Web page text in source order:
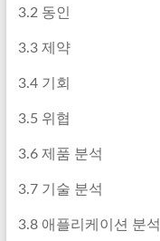
3.2 동인
3.3 제약
3.4 기회
3.5 위협
3.6 제품 분석
3.7 기술 분석
3.8 애플리케이션 분석